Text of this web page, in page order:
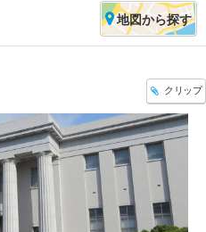
地図から探す
クリップ